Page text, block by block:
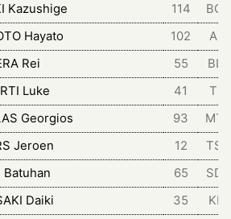
Kazushige 114
BGT
Hayato 102
AIS
Rei 55
BLZ
Luke 41
TRI
Georgios 93
MTR
Jeroen 12
TSG
Batuhan 65
SDO
Daiki 35
KIN